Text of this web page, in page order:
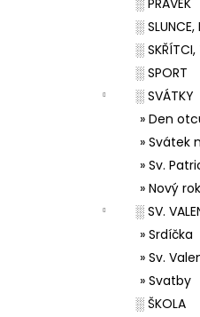
░ PRAVĚK
░ SLUNCE,
░ SKŘÍTCI,
░ SPORT
░ SVÁTKY
» Den
» Svátek
» Sv.
» Nový rok
░ SV.
» Srdíčka
» Sv.
» Svatby
░ ŠKOLA